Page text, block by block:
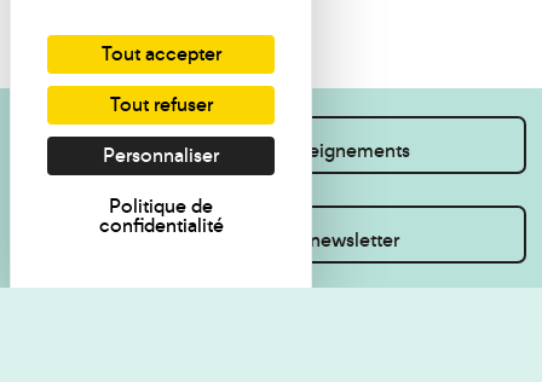
Je souhaite des renseignements
Inscrivez-vous à la newsletter
Tout accepter
Tout refuser
Personnaliser
Politique de
confidentialité